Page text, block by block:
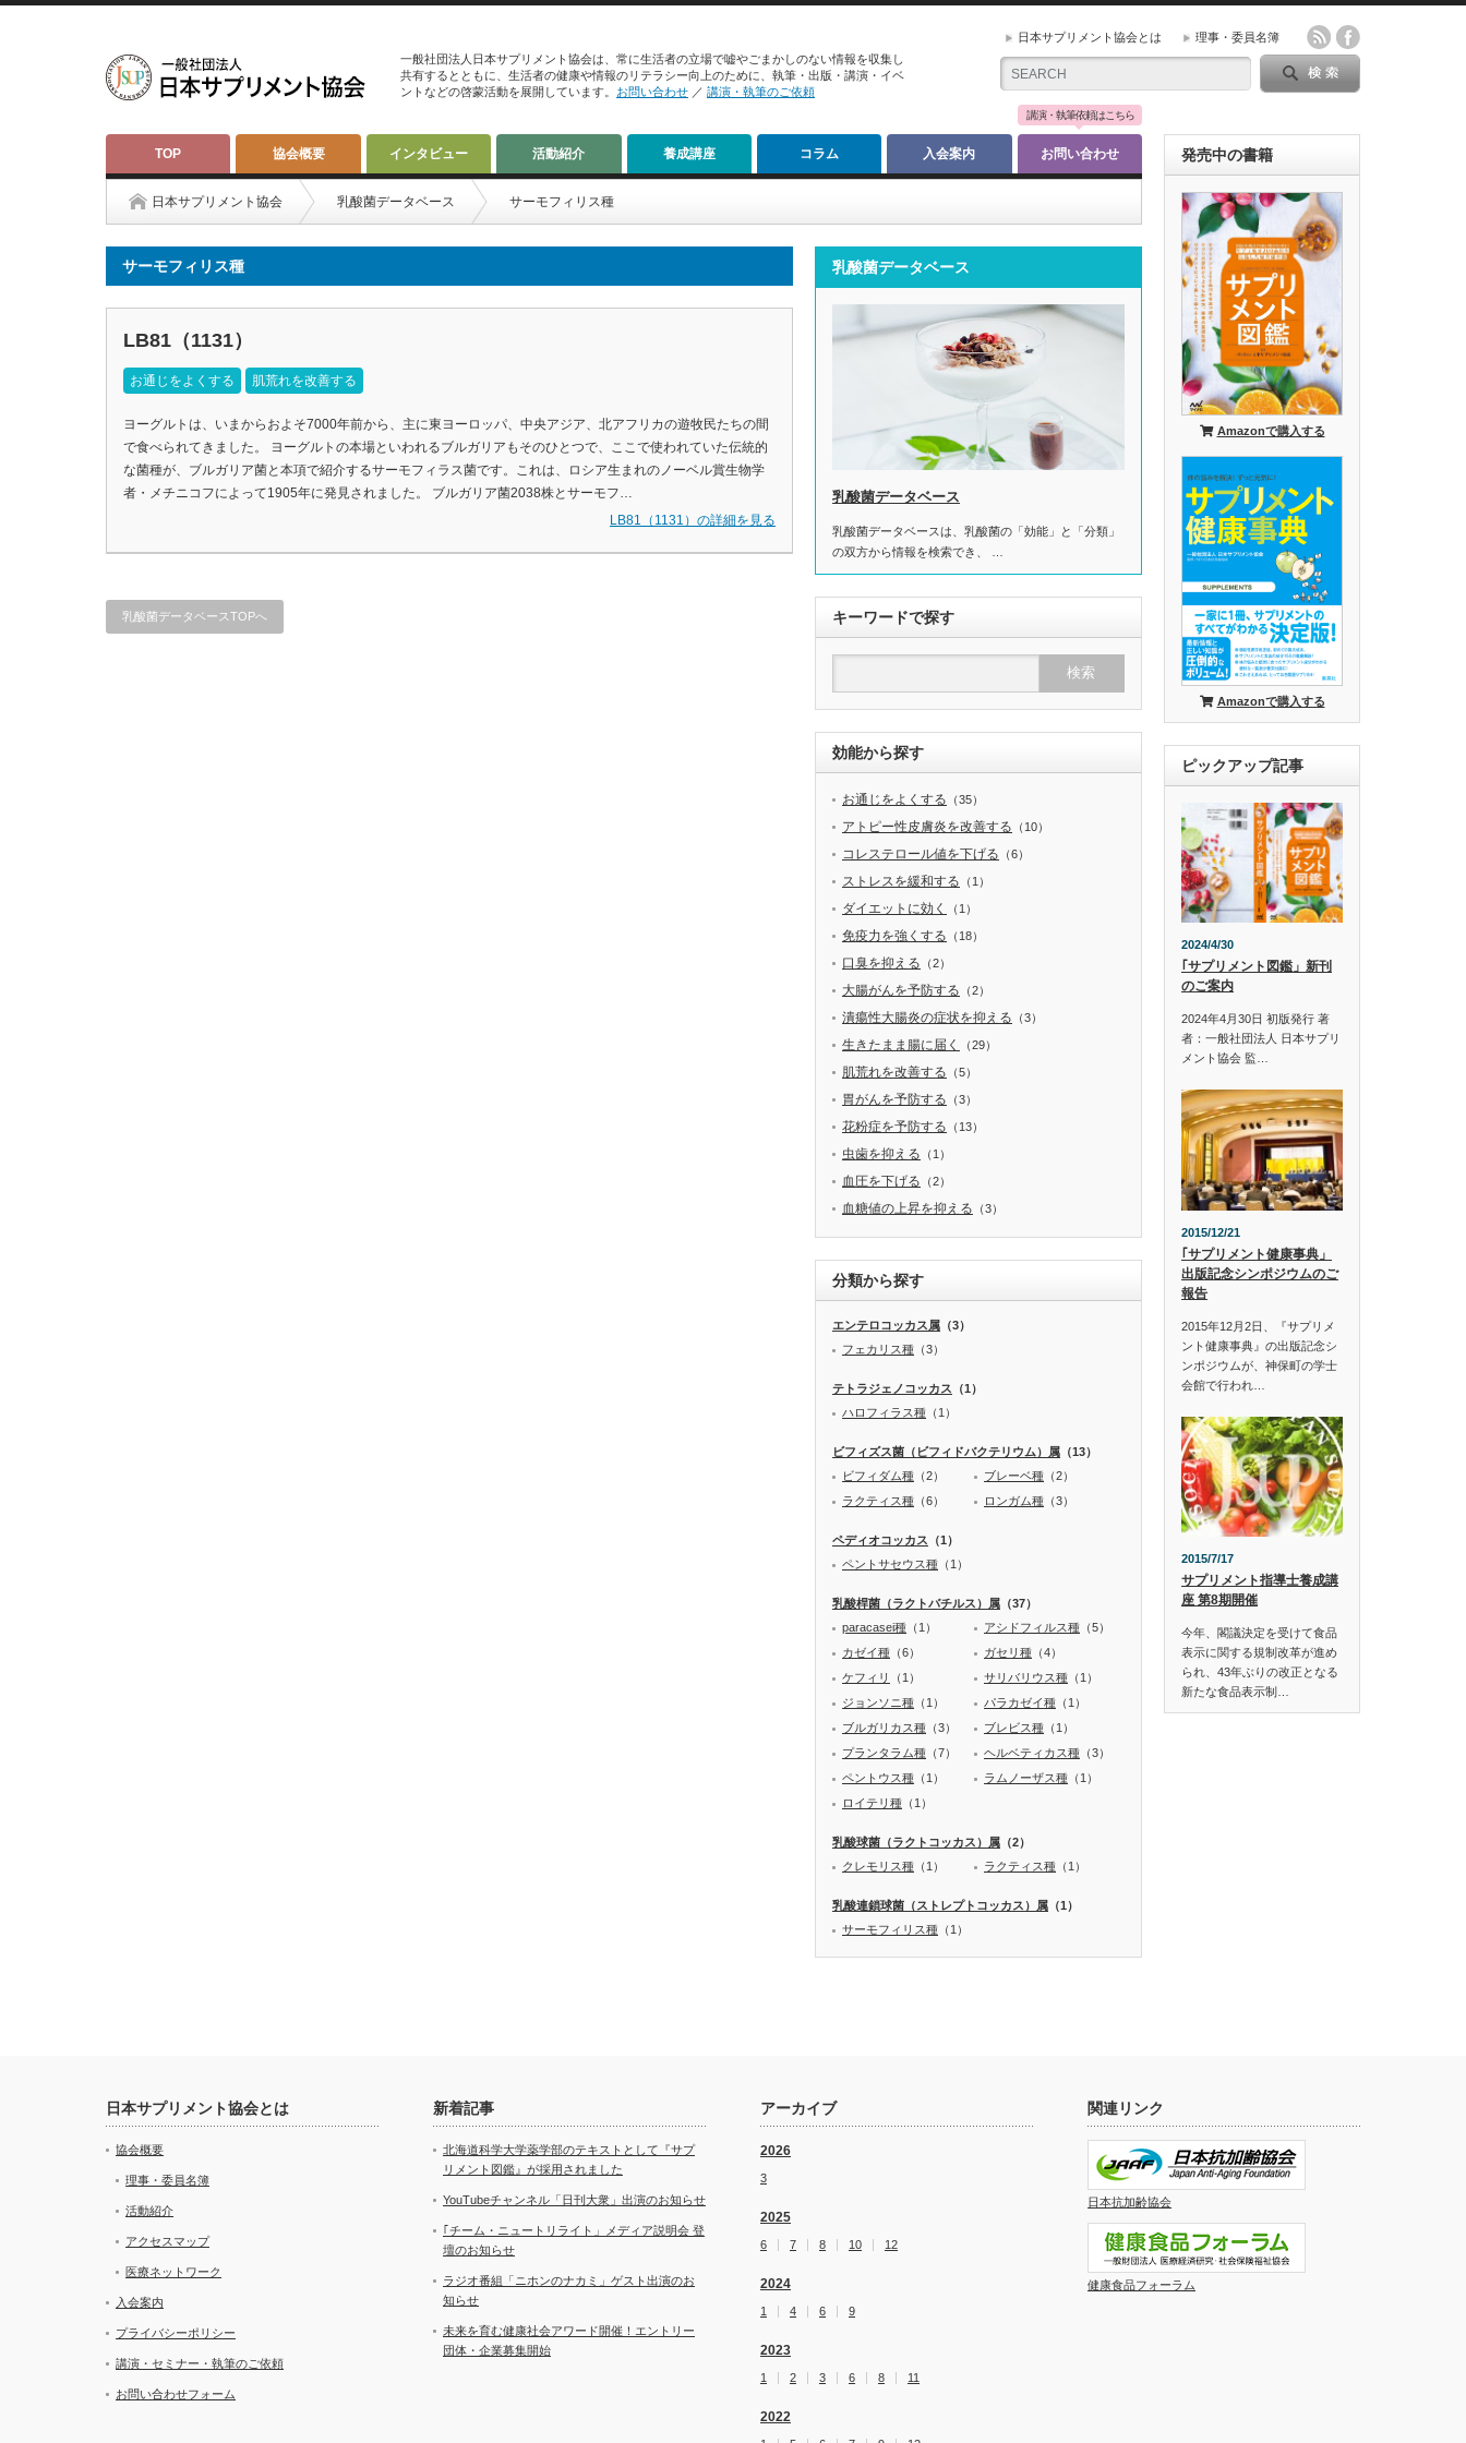
日本サプリメント協会とは
理事・委員名簿
一般社団法人日本サプリメント協会は、常に生活者の立場で嘘やごまかしのない情報を収集し
共有するとともに、生活者の健康や情報のリテラシー向上のために、執筆・出版・講演・イベ
ントなどの啓蒙活動を展開しています。 お問い合わせ ／ 講演・執筆のご依頼
講演・執筆依頼はこちら
TOP 協会概要 インタビュー 活動紹介 養成講座 コラム 入会案内 お問い合わせ
日本サプリメント協会 乳酸菌データベース サーモフィリス種
サーモフィリス種
LB81（1131）
お通じをよくする 肌荒れを改善する
ヨーグルトは、いまからおよそ7000年前から、主に東ヨーロッパ、中央アジア、北アフリカの遊牧民たちの間
で食べられてきました。 ヨーグルトの本場といわれるブルガリアもそのひとつで、ここで使われていた伝統的
な菌種が、ブルガリア菌と本項で紹介するサーモフィラス菌です。これは、ロシア生まれのノーベル賞生物学
者・メチニコフによって1905年に発見されました。 ブルガリア菌2038株とサーモフ…
LB81（1131）の詳細を見る
乳酸菌データベースTOPへ
乳酸菌データベース
乳酸菌データベース
乳酸菌データベースは、乳酸菌の「効能」と「分類」
の双方から情報を検索でき、 …
キーワードで探す
効能から探す
お通じをよくする （35）
アトピー性皮膚炎を改善する （10）
コレステロール値を下げる （6）
ストレスを緩和する （1）
ダイエットに効く （1）
免疫力を強くする （18）
口臭を抑える （2）
大腸がんを予防する （2）
潰瘍性大腸炎の症状を抑える （3）
生きたまま腸に届く （29）
肌荒れを改善する （5）
胃がんを予防する （3）
花粉症を予防する （13）
虫歯を抑える （1）
血圧を下げる （2）
血糖値の上昇を抑える （3）
分類から探す
エンテロコッカス属 （3）
フェカリス種 （3）
テトラジェノコッカス （1）
ハロフィラス種 （1）
ビフィズス菌（ビフィドバクテリウム）属 （13）
ビフィダム種 （2） ブレーベ種 （2）
ラクティス種 （6） ロンガム種 （3）
ペディオコッカス （1）
ペントサセウス種 （1）
乳酸桿菌（ラクトバチルス）属 （37）
paracasei種 （1） アシドフィルス種 （5）
カゼイ種 （6） ガセリ種 （4）
ケフィリ
（1） サリバリウス種 （1）
ジョンソニ種 （1） パラカゼイ種 （1）
ブルガリカス種 （3） ブレビス種 （1）
プランタラム種 （7） ヘルベティカス種 （3）
ペントウス種 （1） ラムノーザス種 （1）
ロイテリ種 （1）
乳酸球菌（ラクトコッカス）属 （2）
クレモリス種 （1） ラクティス種 （1）
乳酸連鎖球菌（ストレプトコッカス）属 （1）
サーモフィリス種 （1）
発売中の書籍
Amazonで購入する
Amazonで購入する
ピックアップ記事
2024/4/30
｢サプリメント図鑑」新刊
のご案内
2024年4月30日 初版発行 著
者：一般社団法人 日本サプリ
メント協会 監…
2015/12/21
｢サプリメント健康事典」
出版記念シンポジウムのご
報告
2015年12月2日、『サプリメ
ント健康事典』の出版記念シ
ンポジウムが、神保町の学士
会館で行われ…
2015/7/17
サプリメント指導士養成講
座 第8期開催
今年、閣議決定を受けて食品
表示に関する規制改革が進め
られ、43年ぶりの改正となる
新たな食品表示制…
日本サプリメント協会とは
協会概要
理事・委員名簿
活動紹介
アクセスマップ
医療ネットワーク
入会案内
プライバシーポリシー
講演・セミナー・執筆のご依頼
お問い合わせフォーム
新着記事
北海道科学大学薬学部のテキストとして『サプ
リメント図鑑』が採用されました
YouTubeチャンネル「日刊大衆」出演のお知らせ
｢チーム・ニュートリライト」メディア説明会 登
壇のお知らせ
ラジオ番組「ニホンのナカミ」ゲスト出演のお
知らせ
未来を育む健康社会アワード開催！エントリー
団体・企業募集開始
アーカイブ
2026
3
2025
6 7 8 10 12
2024
1 4 6 9
2023
1 2 3 6 8 11
2022
関連リンク
日本抗加齢協会
健康食品フォーラム